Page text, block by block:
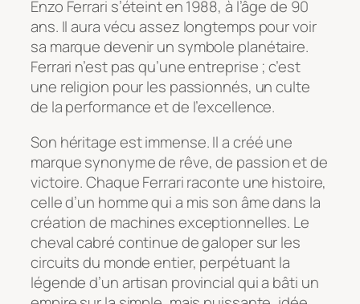
Enzo Ferrari s’éteint en 1988, à l’âge de 90
ans. Il aura vécu assez longtemps pour voir
sa marque devenir un symbole planétaire.
Ferrari n’est pas qu’une entreprise ; c’est
une religion pour les passionnés, un culte
de la performance et de l’excellence.
Son héritage est immense. Il a créé une
marque synonyme de rêve, de passion et de
victoire. Chaque Ferrari raconte une histoire,
celle d’un homme qui a mis son âme dans la
création de machines exceptionnelles. Le
cheval cabré continue de galoper sur les
circuits du monde entier, perpétuant la
légende d’un artisan provincial qui a bâti un